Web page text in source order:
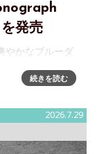
発売
やかなブルーダ
ョンウォッチ
続きを読む
2026.7.29